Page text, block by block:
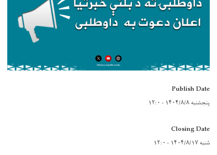
Publish Date
پنجشنبه ۱۴۰۴/۸/۸ - ۱۲:۰
Closing Date
شنبه ۱۴۰۴/۸/۱۷ - ۱۲:۰